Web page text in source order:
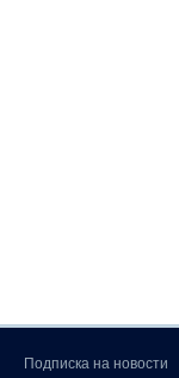
Подписка на новости